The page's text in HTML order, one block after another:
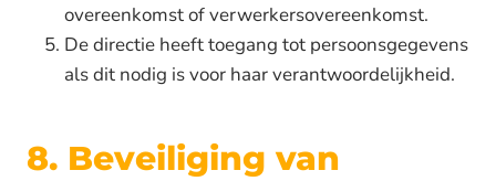
overeenkomst of verwerkersovereenkomst.
De directie heeft toegang tot persoonsgegevens
als dit nodig is voor haar verantwoordelijkheid.
8. Beveiliging van